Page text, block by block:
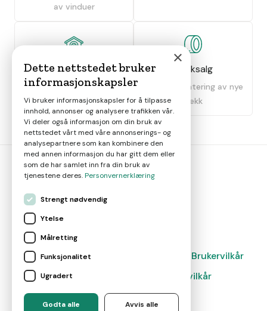
av vinduer
Dekkhotell
Oppbevaring av dekk
Dekksalg
Salg og montering av nye
dekk
Magasin Nyheter
Brukervilkår
Leverandørvilkår
Leverandørvilkår
Administrer cookies
×
Dette nettstedet bruker
informasjonskapsler
Vi bruker informasjonskapsler for å tilpasse
innhold, annonser og analysere trafikken vår.
Vi deler også informasjon om din bruk av
nettstedet vårt med våre annonserings- og
analysepartnere som kan kombinere den
med annen informasjon du har gitt dem eller
som de har samlet inn fra din bruk av
tjenestene deres.Personvernerklæring
Strengt nødvendig
Ytelse
Målretting
Funksjonalitet
Ugradert
Godta alle Avvis alle